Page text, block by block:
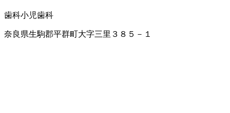
歯科小児歯科
奈良県生駒郡平群町大字三里３８５－１